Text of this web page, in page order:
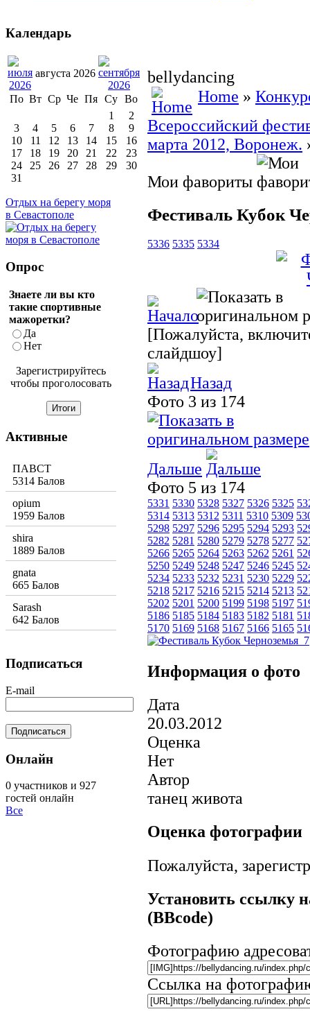
bellydancing
Home »
Всероссийский
марта 2012, Воронеж.
Мои фавориты
Фестиваль Кубок
5336 5335 5334
[Пожалуйста,
слайдшоу]
Назад
Фото 3 из 174
Дальше
Фото 5 из 174
5331 5330 5328 5327 5326 5325
5314 5313 5312 5311 5310 5309
5298 5297 5296 5295 5294 5293
5282 5281 5280 5279 5278 5277
5266 5265 5264 5263 5262 5261
5250 5249 5248 5247 5246 5245
5234 5233 5232 5231 5230 5229
5218 5217 5216 5215 5214 5213
5202 5201 5200 5199 5198 5197
5186 5185 5184 5183 5182 5181
5170 5169 5168 5167 5166 5165
Информация о фото
Дата
20.03.2012
Оценка
Нет
Автор
танец живота
Оценка фотографии
Пожалуйста,
Установить ссылку
(BBcode)
Фотографию
Ссылка на
Календарь
августа 2026
По Вт Ср Че Пя Су Во
1
2
3
4 5 6 7 8
9
10
11 12 13 14 15
16
17
18 19 20 21 22
23
24
25 26 27 28 29
30
31
Отдых на берегу моря
в Севастополе
Опрос
Знаете ли вы кто
такие спортивные
мажоретки?
Да
Нет
Зарегистрируйтесь
чтобы проголосовать
Активные
ПАВСТ
5314 Балов
opium
1959 Балов
shira
1889 Балов
gnata
665 Балов
Sarash
642 Балов
Подписаться
E-mail
Онлайн
0 участников и 927
гостей онлайн
Все